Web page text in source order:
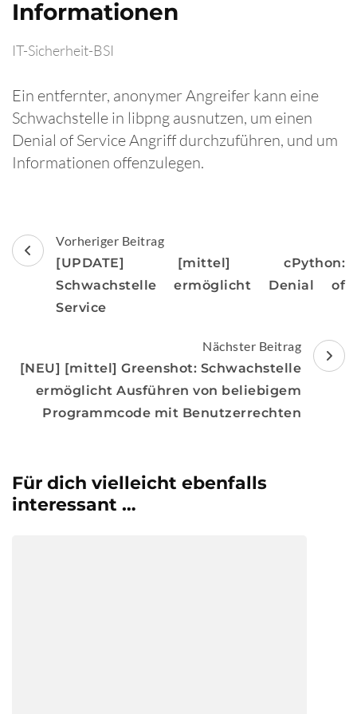
Informationen
IT-Sicherheit-BSI
Ein entfernter, anonymer Angreifer kann eine
Schwachstelle in libpng ausnutzen, um einen
Denial of Service Angriff durchzuführen, und um
Informationen offenzulegen.
Beitragsnavigation
Vorheriger Beitrag
[UPDATE] [mittel] cPython:
Schwachstelle ermöglicht Denial of
Service
Nächster Beitrag
[NEU] [mittel] Greenshot: Schwachstelle
ermöglicht Ausführen von beliebigem
Programmcode mit Benutzerrechten
Für dich vielleicht ebenfalls
interessant …